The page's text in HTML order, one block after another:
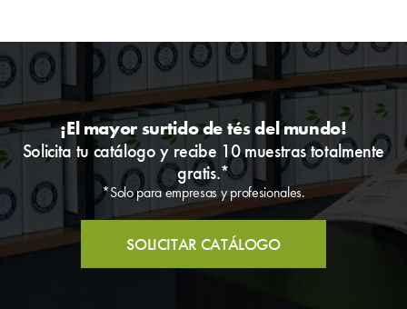
¡El mayor surtido de tés del mundo!
Solicita tu catálogo y recibe 10 muestras totalmente
gratis.*
*Solo para empresas y profesionales.
SOLICITAR CATÁLOGO